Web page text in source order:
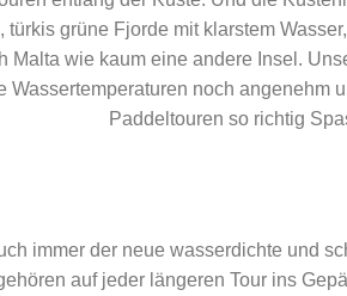
grüne Fjorde mit klarstem
Malta wie kaum eine andere Insel.
noch angenehm
Paddeltouren so richtig
immer der neue wasserdichte und
auf jeder längeren Tour ins